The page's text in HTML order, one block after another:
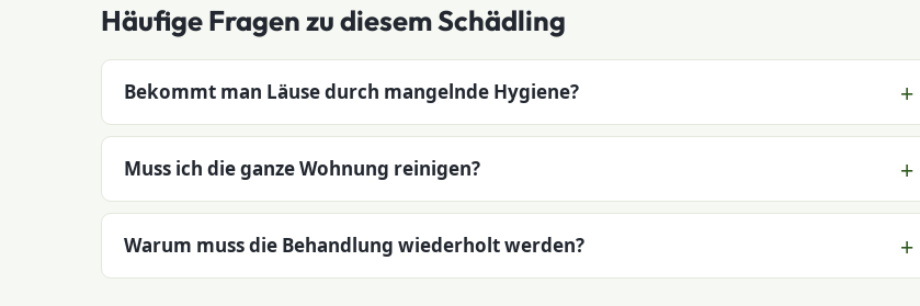
Häufige Fragen zu diesem Schädling
Bekommt man Läuse durch mangelnde Hygiene?
Muss ich die ganze Wohnung reinigen?
Warum muss die Behandlung wiederholt werden?